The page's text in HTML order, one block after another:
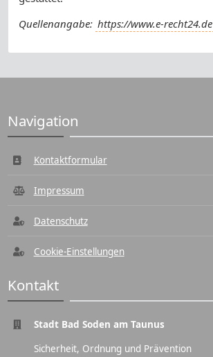
Quellenangabe: https://www.e-recht24.de
Navigation
Kontaktformular
Impressum
Datenschutz
Cookie-Einstellungen
Kontakt
Stadt Bad Soden am Taunus
Sicherheit, Ordnung und Prävention